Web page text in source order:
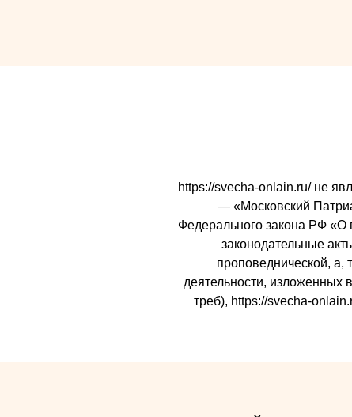
https://svecha-onlain.ru/ не
— «Московский
Федерального закона РФ «О
законодательные
проповеднической, а,
деятельности, изложенных
треб), https://svecha-